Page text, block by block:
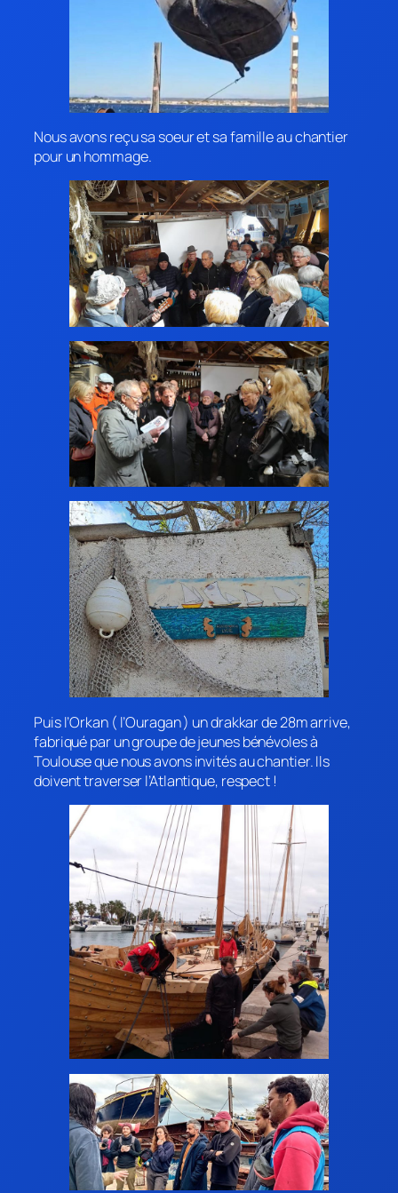
Nous avons reçu sa soeur et sa famille au chantier
pour un hommage.
Puis l’Orkan ( l’Ouragan ) un drakkar de 28m arrive,
fabriqué par un groupe de jeunes bénévoles à
Toulouse que nous avons invités au chantier. Ils
doivent traverser l’Atlantique, respect !